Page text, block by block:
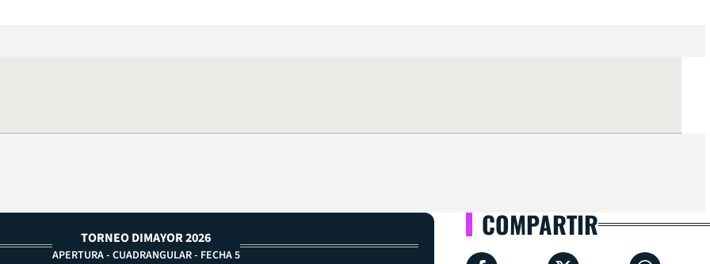
TORNEO DIMAYOR 2026
APERTURA - CUADRANGULAR - FECHA 5
COMPARTIR